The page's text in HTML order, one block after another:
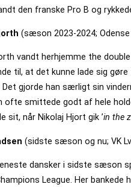
den franske Pro B og
(sæson 2023-2024; Odense
vandt herhjemme the
til, at det kunne lade sig gøre
Det gjorde han særligt sin
ofte smittede godt af hele
sit, når Nikolaj Hjort gik ’in the
(sidste sæson og nu; VK
dansker i sidste sæson
League. Her bankede